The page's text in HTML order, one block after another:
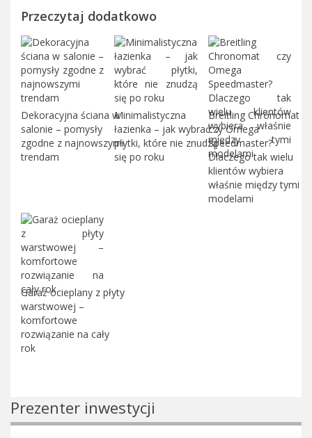
Przeczytaj dodatkowo
Dekoracyjna ściana w
salonie – pomysły
zgodne z najnowszymi
trendam
Minimalistyczna
łazienka – jak wybrać
płytki, które nie znudzą
się po roku
Breitling Chronomat
czy Omega
Speedmaster?
Dlaczego tak wielu
klientów wybiera
właśnie między tymi
modelami
Garaż ocieplany z płyty
warstwowej –
komfortowe
rozwiązanie na cały
rok
Prezenter inwestycji